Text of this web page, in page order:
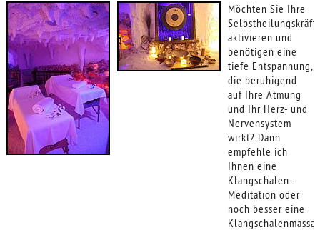
Möchten Sie Ihre
aktivieren und
benötigen eine
tiefe Entspannung,
die beruhigend
auf Ihre Atmung
und Ihr Herz- und
Nervensystem
wirkt? Dann
empfehle ich
Ihnen eine
Klangschalen-
Meditation oder
noch besser eine